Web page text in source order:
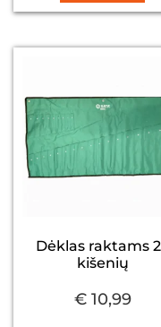
Dėklas raktams
kišenių
€10,99